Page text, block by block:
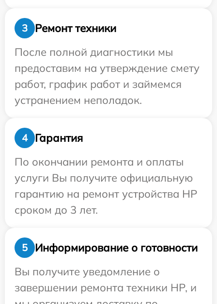
3
Ремонт техники
После полной диагностики мы
предоставим на утверждение смету
работ, график работ и займемся
устранением неполадок.
4
Гарантия
По окончании ремонта и оплаты
услуги Вы получите официальную
гарантию на ремонт устройства HP
сроком до 3 лет.
5
Информирование о готовности
Вы получите уведомление о
завершении ремонта техники HP, и